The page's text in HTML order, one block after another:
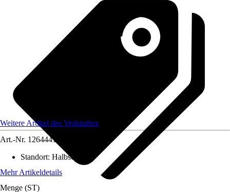
Weitere Artikel des Verkäufers
Art.-Nr. 12644414
Standort: Halbschatten
Mehr Artikeldetails
Menge (ST)